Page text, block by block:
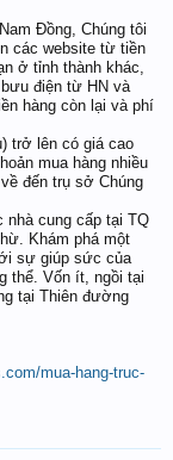
Đồng, Chúng tôi
các website từ tiền
ở tỉnh thành khác,
điện từ HN và
hàng còn lại và phí
trở lên có giá cao
mua hàng nhiều
đến trụ sở Chúng
nhà cung cấp tại TQ
Khám phá một
sự giúp sức của
thể. Vốn ít, ngồi tại
tại Thiên đường
mua-hang-truc-